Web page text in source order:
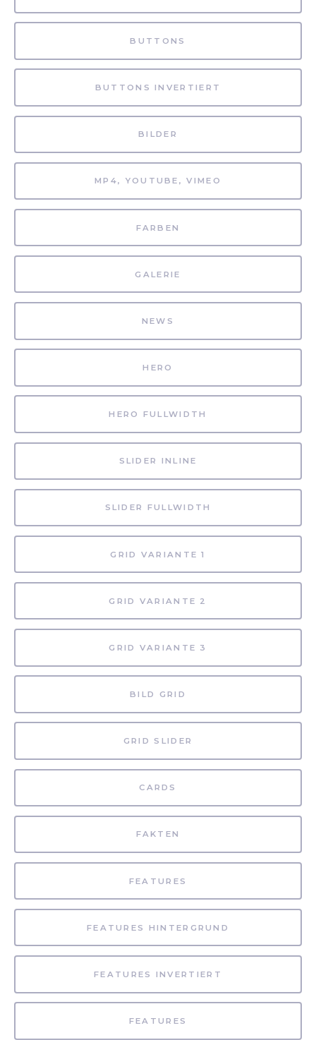
BUTTONS
BUTTONS INVERTIERT
BILDER
MP4, YOUTUBE, VIMEO
FARBEN
GALERIE
NEWS
HERO
HERO FULLWIDTH
SLIDER INLINE
SLIDER FULLWIDTH
GRID VARIANTE 1
GRID VARIANTE 2
GRID VARIANTE 3
BILD GRID
GRID SLIDER
CARDS
FAKTEN
FEATURES
FEATURES HINTERGRUND
FEATURES INVERTIERT
FEATURES